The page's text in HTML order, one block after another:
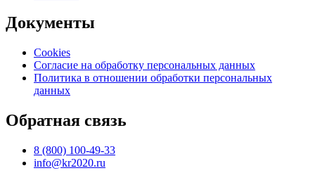
Документы
Cookies
Согласие на обработку персональных данных
Политика в отношении обработки персональных
данных
Обратная связь
8 (800) 100-49-33
info@kr2020.ru